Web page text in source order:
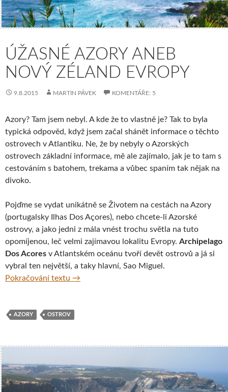
ÚŽASNÉ AZORY ANEB
NOVÝ ZÉLAND EVROPY
9.8.2015 MARTIN PÁVEK KOMENTÁŘE: 5
Azory? Tam jsem nebyl. A kde že to vlastně je? Tak to byla
typická odpověd, když jsem začal shánět informace o těchto
ostrovech v Atlantiku. Ne, že by nebyly o Azorských
ostrovech základní informace, mě ale zajímalo, jak je to tam s
cestováním s batohem, trekama a vůbec spaním tak nějak na
divoko.
Pojďme se vydat unikátně se Životem na cestách na Azory
(portugalsky Ilhas Dos Açores), nebo chcete-li Azorské
ostrovy, a jako jedni z mála vnést trochu světla na tuto
opomíjenou, leč velmi zajímavou lokalitu Evropy. Archipelago
Dos Acores v Atlantském oceánu tvoří devět ostrovů a já si
vybral ten největší, a taky hlavní, Sao Miguel.
Pokračování textu Úžasné Azory aneb Nový Zéland Evropy
→
AZORY OSTROV